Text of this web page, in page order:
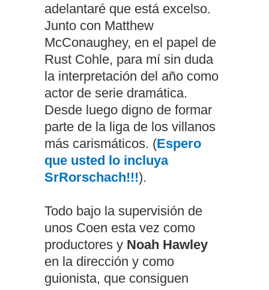
adelantaré que está excelso.
Junto con Matthew
McConaughey, en el papel de
Rust Cohle, para mí sin duda
la interpretación del año como
actor de serie dramática.
Desde luego digno de formar
parte de la liga de los villanos
más carismáticos. (Espero
que usted lo incluya
SrRorschach!!!).
Todo bajo la supervisión de
unos Coen esta vez como
productores y Noah Hawley
en la dirección y como
guionista, que consiguen